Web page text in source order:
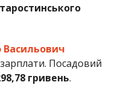
зарплати. Посадовий
гривень.